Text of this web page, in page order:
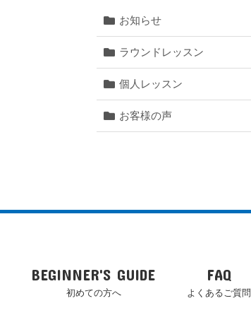
お知らせ
ラウンドレッスン
個人レッスン
お客様の声
BEGINNER'S GUIDE
初めての方へ
FAQ
よくあるご質問